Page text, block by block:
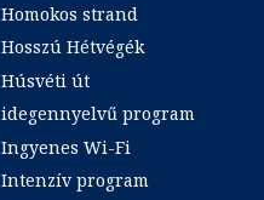
Homokos strand
Hosszú Hétvégék
Húsvéti út
idegennyelvű program
Ingyenes Wi-Fi
Intenzív program